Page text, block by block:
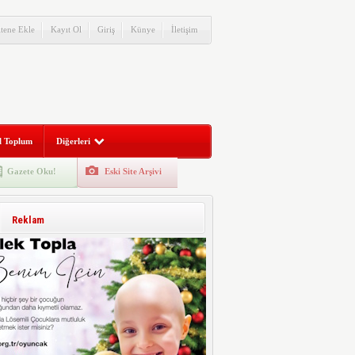
Ekle Kayıt Ol Giriş Künye İletişim
Toplum Diğerleri
Gazete Oku! Eski Site Arşivi
Reklam